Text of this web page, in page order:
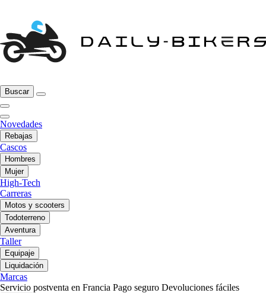
Buscar
Novedades
Rebajas
Cascos
Hombres
Mujer
High-Tech
Carreras
Motos y scooters
Todoterreno
Aventura
Taller
Equipaje
Liquidación
Marcas
Servicio postventa en Francia Pago seguro Devoluciones fáciles